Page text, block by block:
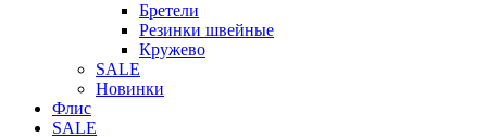
Бретели
Резинки швейные
Кружево
SALE
Новинки
Флис
SALE